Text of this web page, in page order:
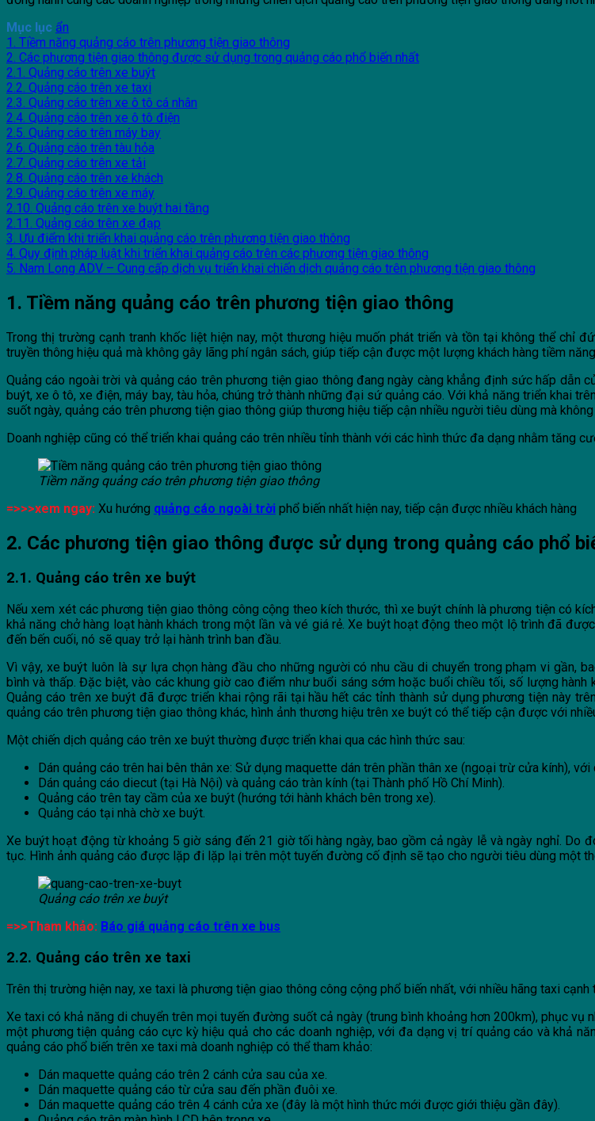
Mục lục ẩn
1. Tiềm năng quảng cáo trên phương tiện giao thông
2. Các phương tiện giao thông được sử dụng trong quảng cáo phổ biến nhất
2.1. Quảng cáo trên xe buýt
2.2. Quảng cáo trên xe taxi
2.3. Quảng cáo trên xe ô tô cá nhân
2.4. Quảng cáo trên xe ô tô điện
2.5. Quảng cáo trên máy bay
2.6. Quảng cáo trên tàu hỏa
2.7. Quảng cáo trên xe tải
2.8. Quảng cáo trên xe khách
2.9. Quảng cáo trên xe máy
2.10. Quảng cáo trên xe buýt hai tầng
2.11. Quảng cáo trên xe đạp
3. Ưu điểm khi triển khai quảng cáo trên phương tiện giao thông
4. Quy định pháp luật khi triển khai quảng cáo trên các phương tiện giao thông
5. Nam Long ADV – Cung cấp dịch vụ triển khai chiến dịch quảng cáo trên phương tiện giao thông
1. Tiềm năng quảng cáo trên phương tiện giao thông
Trong thị trường cạnh tranh khốc liệt hiện nay, một thương hiệu muốn phát triển và tồn tại không thể chỉ
truyền thông hiệu quả mà không gây lãng phí ngân sách, giúp tiếp cận được một lượng khách hàng tiềm
Quảng cáo ngoài trời và quảng cáo trên phương tiện giao thông đang ngày càng khẳng định sức hấp dẫn
buýt, xe ô tô, xe điện, máy bay, tàu hỏa, chúng trở thành những đại sứ quảng cáo. Với khả năng triển khai
suốt ngày, quảng cáo trên phương tiện giao thông giúp thương hiệu tiếp cận nhiều người tiêu dùng mà không
Doanh nghiệp cũng có thể triển khai quảng cáo trên nhiều tỉnh thành với các hình thức đa dạng nhằm tăng
Tiềm năng quảng cáo trên phương tiện giao thông
=>>>xem ngay: Xu hướng quảng cáo ngoài trời phổ biến nhất hiện nay, tiếp cận được nhiều khách hàng
2. Các phương tiện giao thông được sử dụng trong quảng cáo phổ
2.1. Quảng cáo trên xe buýt
Nếu xem xét các phương tiện giao thông công cộng theo kích thước, thì xe buýt chính là phương tiện có
khả năng chở hàng loạt hành khách trong một lần và vé giá rẻ. Xe buýt hoạt động theo một lộ trình đã
đến bến cuối, nó sẽ quay trở lại hành trình ban đầu.
Vì vậy, xe buýt luôn là sự lựa chọn hàng đầu cho những người có nhu cầu di chuyển trong phạm vi gần,
bình và thấp. Đặc biệt, vào các khung giờ cao điểm như buổi sáng sớm hoặc buổi chiều tối, số lượng
Quảng cáo trên xe buýt đã được triển khai rộng rãi tại hầu hết các tỉnh thành sử dụng phương tiện này
quảng cáo trên phương tiện giao thông khác, hình ảnh thương hiệu trên xe buýt có thể tiếp cận được với
Một chiến dịch quảng cáo trên xe buýt thường được triển khai qua các hình thức sau:
Dán quảng cáo trên hai bên thân xe: Sử dụng maquette dán trên phần thân xe (ngoại trừ cửa kính),
Dán quảng cáo diecut (tại Hà Nội) và quảng cáo tràn kính (tại Thành phố Hồ Chí Minh).
Quảng cáo trên tay cầm của xe buýt (hướng tới hành khách bên trong xe).
Quảng cáo tại nhà chờ xe buýt.
Xe buýt hoạt động từ khoảng 5 giờ sáng đến 21 giờ tối hàng ngày, bao gồm cả ngày lễ và ngày nghỉ. Do
tục. Hình ảnh quảng cáo được lặp đi lặp lại trên một tuyến đường cố định sẽ tạo cho người tiêu dùng một
Quảng cáo trên xe buýt
=>>Tham khảo: Báo giá quảng cáo trên xe bus
2.2. Quảng cáo trên xe taxi
Trên thị trường hiện nay, xe taxi là phương tiện giao thông công cộng phổ biến nhất, với nhiều hãng taxi
Xe taxi có khả năng di chuyển trên mọi tuyến đường suốt cả ngày (trung bình khoảng hơn 200km), phục vụ
một phương tiện quảng cáo cực kỳ hiệu quả cho các doanh nghiệp, với đa dạng vị trí quảng cáo và khả
quảng cáo phổ biến trên xe taxi mà doanh nghiệp có thể tham khảo:
Dán maquette quảng cáo trên 2 cánh cửa sau của xe.
Dán maquette quảng cáo từ cửa sau đến phần đuôi xe.
Dán maquette quảng cáo trên 4 cánh cửa xe (đây là một hình thức mới được giới thiệu gần đây).